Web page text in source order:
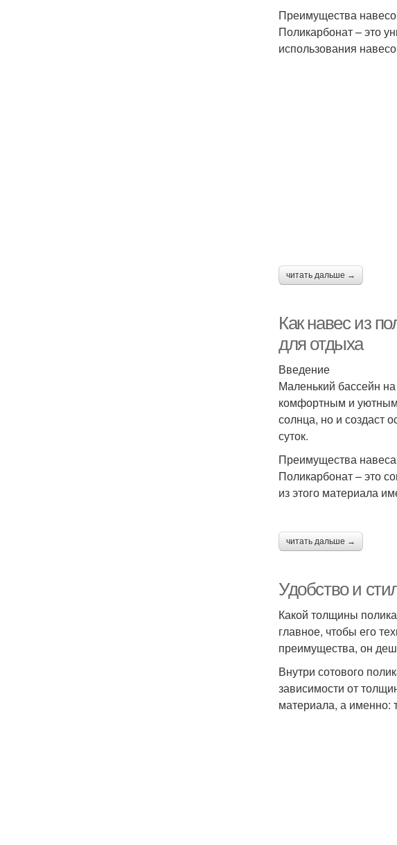
Преимущества
Поликарбонат – это
использования
читать дальше →
Как навес из
для отдыха
Введение
Маленький бассейн
комфортным и
солнца, но и создаст
суток.
Преимущества
Поликарбонат – это
из этого материала
читать дальше →
Удобство и
Какой толщины
главное, чтобы его
преимущества, он
Внутри сотового
зависимости от
материала, а именно: